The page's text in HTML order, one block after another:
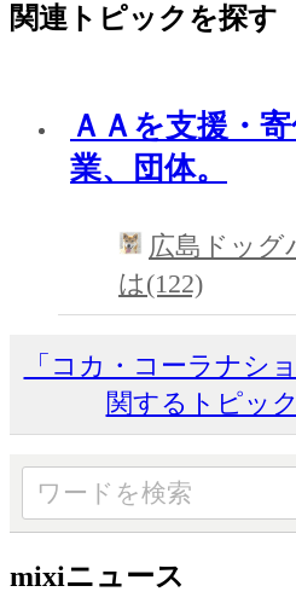
関連トピックを探す
ＡＡを支援・
業、団体。
広島ドッグ
は(122)
「コカ・コーラナシ
関するトピッ
mixiニュース